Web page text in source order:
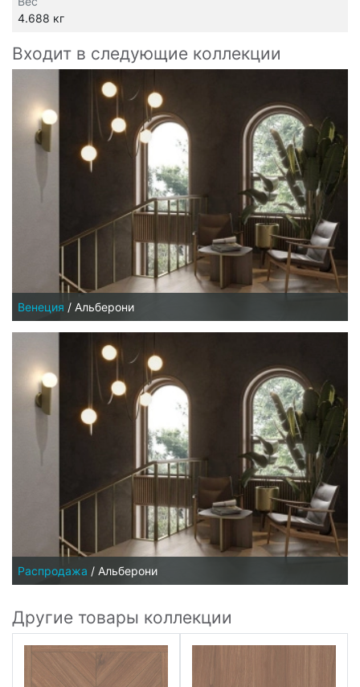
4.688 кг
Входит в следующие коллекции
Венеция / Альберони
Распродажа / Альберони
Другие товары коллекции